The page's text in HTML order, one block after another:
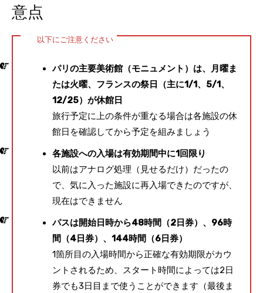
意点
以下にご注意ください
パリの主要美術館（モニュメント）は、月曜ま
たは火曜、フランスの祭日（主に1/1、5/1、
12/25）が休館日
旅行予定に上の条件が重なる場合は各施設の休
館日を確認してから予定を組みましょう
各施設への入場は有効期間中に1回限り
以前はアナログ処理（見せるだけ）だったの
で、気に入った施設に再入場できたのですが、
現在はできません
パスは開始日時から48時間（2日券）、96時
間（4日券）、144時間（6日券）
1箇所目の入場時間から正確な有効期限がカウ
ントされるため、スタート時間によっては2日
券でも3日目まで使うことができます（最後ま